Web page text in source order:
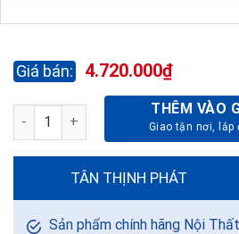
4.720.000₫
KÉT BẠC CAO CẤP NHẬP KHẨU
THÊM VÀO
TÂN THỊNH PHÁT
Sản phẩm chính hãng Nội